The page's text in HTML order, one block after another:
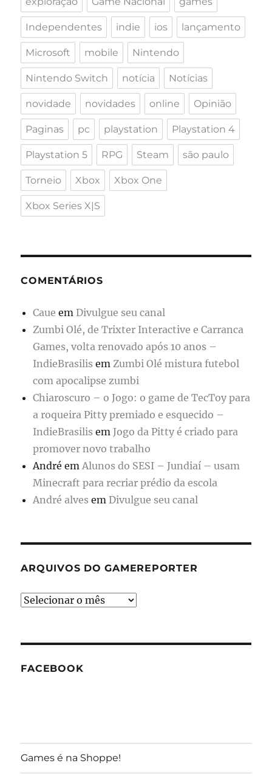
Independentes indie ios lançamento
Microsoft mobile Nintendo
Nintendo Switch notícia Notícias
novidade novidades online Opinião
Paginas pc playstation Playstation 4
Playstation 5 RPG Steam são paulo
Torneio Xbox Xbox One
Xbox Series X|S
COMENTÁRIOS
Caue em Divulgue seu canal
Zumbi Olé, de Trixter Interactive e Carranca
Games, volta renovado após 10 anos –
IndieBrasilis em Zumbi Olé mistura futebol
com apocalipse zumbi
Chiaroscuro – o Jogo: o game de TecToy para
a roqueira Pitty premiado e esquecido –
IndieBrasilis em Jogo da Pitty é criado para
promover novo trabalho
André em Alunos do SESI – Jundiaí – usam
Minecraft para recriar prédio da escola
André alves em Divulgue seu canal
ARQUIVOS DO GAMEREPORTER
Arquivos
FACEBOOK
Games é na Shoppe!